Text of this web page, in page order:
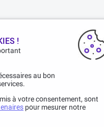
!
au bon
à votre consentement, sont
pour mesurer notre